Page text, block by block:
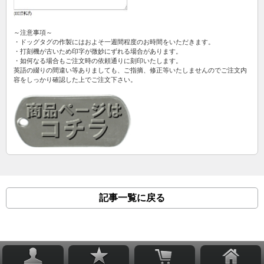
～注意事項～
・ドッグタグの作製にはおよそ一週間程度のお時間をいただきます。
・打刻機が古いため印字が微妙にずれる場合があります。
・如何なる場合もご注文時の依頼通りに刻印いたします。
英語の綴りの間違い等ありましても、ご指摘、修正等いたしませんのでご注文内
容をしっかり確認した上でご注文下さい。
記事一覧に戻る